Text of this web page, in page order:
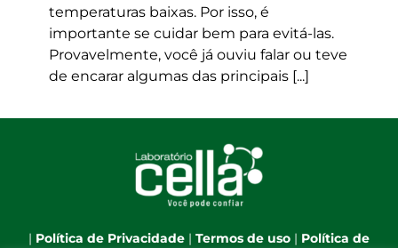
temperaturas baixas. Por isso, é
importante se cuidar bem para evitá-las.
Provavelmente, você já ouviu falar ou teve
de encarar algumas das principais [...]
| Política de Privacidade | Termos de uso | Política de